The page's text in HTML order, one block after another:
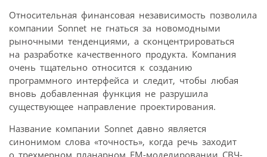
Относительная финансовая независимость позволила
компании Sonnet не гнаться за новомодными
рыночными тенденциями, а сконцентрироваться
на разработке качественного продукта. Компания
очень тщательно относится к созданию
программного интерфейса и следит, чтобы любая
вновь добавленная функция не разрушила
существующее направление проектирования.
Название компании Sonnet давно является
синонимом слова «точность», когда речь заходит